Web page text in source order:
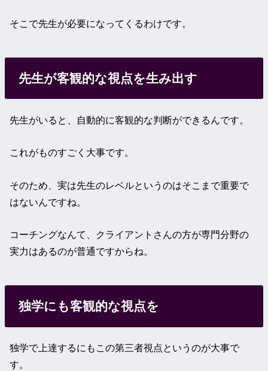
そこで先生が必要になってくるわけです。
先生が客観的な視点を生み出す
先生がいると、自動的に客観的な判断ができるんです。
これがものすごく大事です。
そのため、実は先生のレベルというのはそこまで重要で
はないんですね。
コーチングなんて、クライアントさんの方が専門分野の
実力はあるのが普通ですからね。
独学にも客観的な視点を
独学で上達するにもこの第三者視点というのが大事で
す。